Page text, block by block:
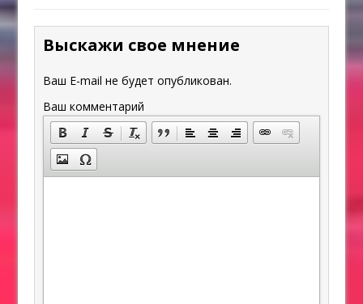
Выскажи свое мнение
Ваш E-mail не будет опубликован.
Ваш комментарий